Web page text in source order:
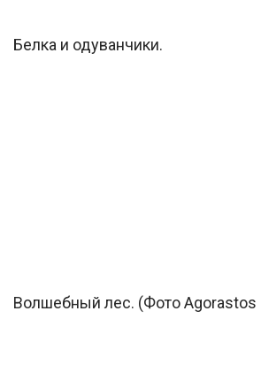
Белка и одуванчики.
Волшебный лес. (Фото Agorastos